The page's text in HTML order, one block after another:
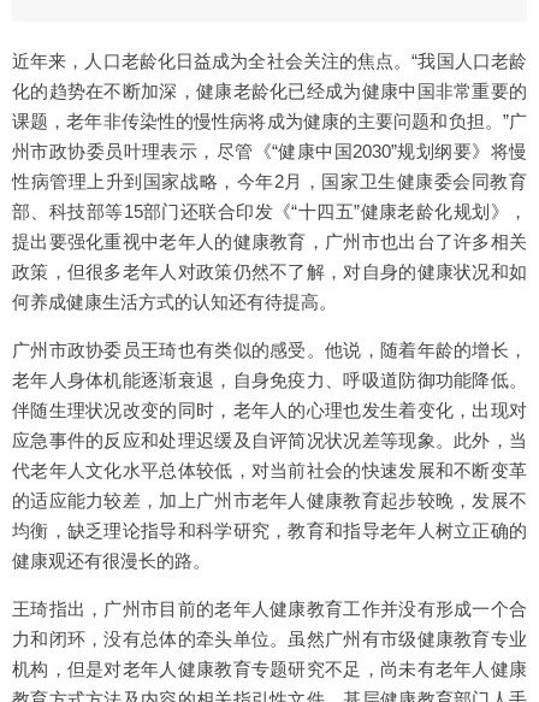
近年来，人口老龄化日益成为全社会关注的焦点。“我国人口老龄
化的趋势在不断加深，健康老龄化已经成为健康中国非常重要的
课题，老年非传染性的慢性病将成为健康的主要问题和负担。”广
州市政协委员叶理表示，尽管《“健康中国2030”规划纲要》将慢
性病管理上升到国家战略，今年2月，国家卫生健康委会同教育
部、科技部等15部门还联合印发《“十四五”健康老龄化规划》，
提出要强化重视中老年人的健康教育，广州市也出台了许多相关
政策，但很多老年人对政策仍然不了解，对自身的健康状况和如
何养成健康生活方式的认知还有待提高。
广州市政协委员王琦也有类似的感受。他说，随着年龄的增长，
老年人身体机能逐渐衰退，自身免疫力、呼吸道防御功能降低。
伴随生理状况改变的同时，老年人的心理也发生着变化，出现对
应急事件的反应和处理迟缓及自评简况状况差等现象。此外，当
代老年人文化水平总体较低，对当前社会的快速发展和不断变革
的适应能力较差，加上广州市老年人健康教育起步较晚，发展不
均衡，缺乏理论指导和科学研究，教育和指导老年人树立正确的
健康观还有很漫长的路。
王琦指出，广州市目前的老年人健康教育工作并没有形成一个合
力和闭环，没有总体的牵头单位。虽然广州有市级健康教育专业
机构，但是对老年人健康教育专题研究不足，尚未有老年人健康